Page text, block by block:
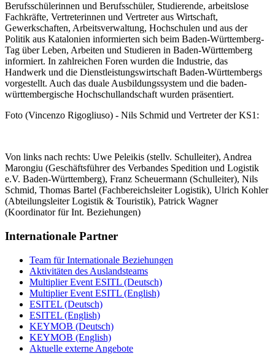
Berufsschülerinnen und Berufsschüler, Studierende, arbeitslose
Fachkräfte, Vertreterinnen und Vertreter aus Wirtschaft,
Gewerkschaften, Arbeitsverwaltung, Hochschulen und aus der
Politik aus Katalonien informierten sich beim Baden-Württemberg-
Tag über Leben, Arbeiten und Studieren in Baden-Württemberg
informiert. In zahlreichen Foren wurden die Industrie, das
Handwerk und die Dienstleistungswirtschaft Baden-Württembergs
vorgestellt. Auch das duale Ausbildungssystem und die baden-
württembergische Hochschullandschaft wurden präsentiert.
Foto (Vincenzo Rigogliuso) - Nils Schmid und Vertreter der KS1:
Von links nach rechts: Uwe Peleikis (stellv. Schulleiter), Andrea
Marongiu (Geschäftsführer des Verbandes Spedition und Logistik
e.V. Baden-Württemberg), Franz Scheuermann (Schulleiter), Nils
Schmid, Thomas Bartel (Fachbereichsleiter Logistik), Ulrich Kohler
(Abteilungsleiter Logistik & Touristik), Patrick Wagner
(Koordinator für Int. Beziehungen)
Internationale Partner
Team für Internationale Beziehungen
Aktivitäten des Auslandsteams
Multiplier Event ESITL (Deutsch)
Multiplier Event ESITL (English)
ESITEL (Deutsch)
ESITEL (English)
KEYMOB (Deutsch)
KEYMOB (English)
Aktuelle externe Angebote